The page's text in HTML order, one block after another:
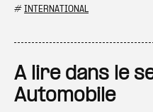
# INTERNATIONAL
A lire dans le
Automobile